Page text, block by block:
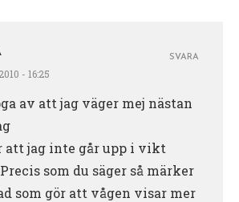
- 16:25
av att jag väger mej nästan
att jag inte går upp i vikt
som du säger så märker
som gör att vågen visar mer
SVARA